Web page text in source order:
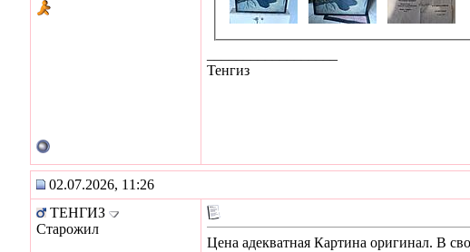
Тенгиз
02.07.2026, 11:26
ТЕНГИЗ
Старожил
Цена адекватная Картина оригинал. В